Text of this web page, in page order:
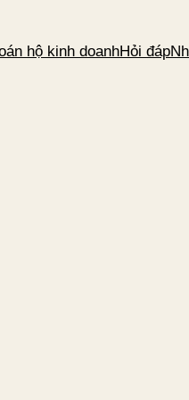
hộ kinh doanhHỏi đáp